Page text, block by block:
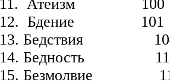
11. Атеизм 100
12. Бдение 101
13. Бедствия
14. Бедность
15. Безмолвие